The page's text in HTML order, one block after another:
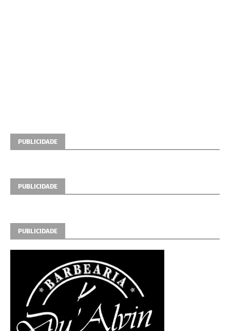
PUBLICIDADE
PUBLICIDADE
PUBLICIDADE